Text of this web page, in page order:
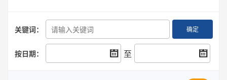
关键词： 确定
按日期： 至